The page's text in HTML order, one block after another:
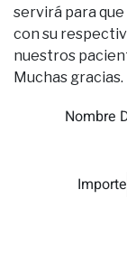
servirá para
con su
nuestros
Muchas gracias.
Nombre
Importe